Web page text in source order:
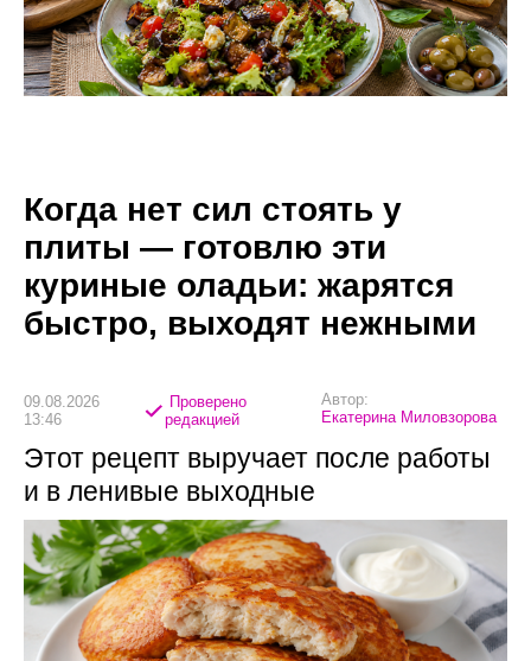
Когда нет сил стоять у
плиты — готовлю эти
куриные оладьи: жарятся
быстро, выходят нежными
09.08.2026
13:46
Проверено
редакцией
Автор:
Екатерина Миловзорова
Этот рецепт выручает после работы
и в ленивые выходные